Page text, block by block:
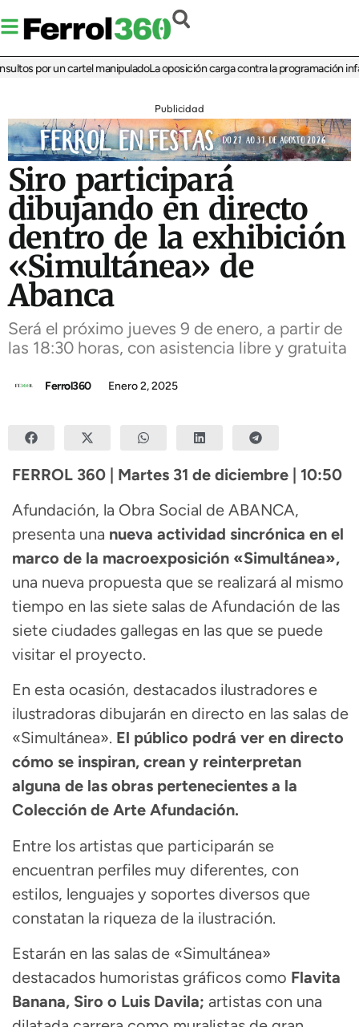
por un cartel manipuladoLa oposición carga contra la programación infantil
Publicidad
Siro participará
dibujando en directo
dentro de la exhibición
«Simultánea» de
Abanca
Será el próximo jueves 9 de enero, a partir de
las 18:30 horas, con asistencia libre y gratuita
Ferrol360 Enero 2, 2025
FERROL 360 | Martes 31 de diciembre | 10:50
Afundación, la Obra Social de ABANCA,
presenta una nueva actividad sincrónica en el
marco de la macroexposición «Simultánea»,
una nueva propuesta que se realizará al mismo
tiempo en las siete salas de Afundación de las
siete ciudades gallegas en las que se puede
visitar el proyecto.
En esta ocasión, destacados ilustradores e
ilustradoras dibujarán en directo en las salas de
«Simultánea». El público podrá ver en directo
cómo se inspiran, crean y reinterpretan
alguna de las obras pertenecientes a la
Colección de Arte Afundación.
Entre los artistas que participarán se
encuentran perfiles muy diferentes, con
estilos, lenguajes y soportes diversos que
constatan la riqueza de la ilustración.
Estarán en las salas de «Simultánea»
destacados humoristas gráficos como Flavita
Banana, Siro o Luis Davila; artistas con una